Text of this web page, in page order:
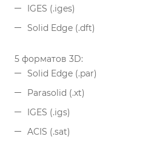
IGES (.iges)
Solid Edge (.dft)
5 форматов 3D:
Solid Edge (.par)
Parasolid (.xt)
IGES (.igs)
ACIS (.sat)